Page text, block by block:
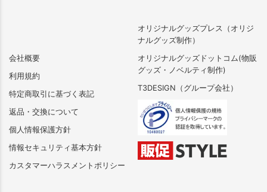
会社概要
利用規約
特定商取引に基づく表記
返品・交換について
個人情報保護方針
情報セキュリティ基本方針
カスタマーハラスメントポリシー
オリジナルグッズプレス（オリジ
ナルグッズ制作）
オリジナルグッズドットコム(物販
グッズ・ノベルティ制作)
T3DESIGN（グループ会社）